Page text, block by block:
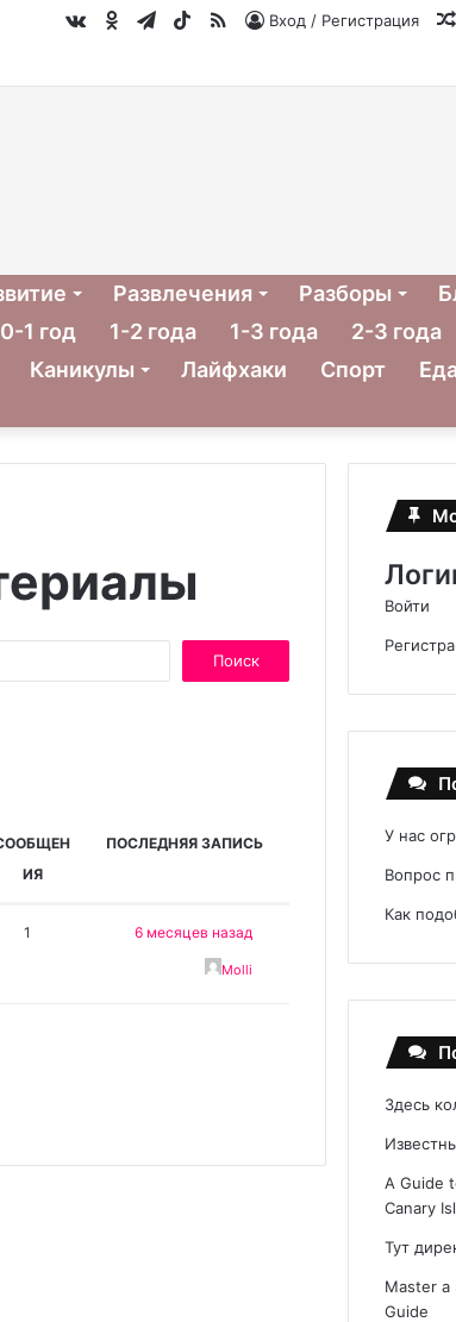
Вход / Регистрация
RSS
TikTok
Telegram
Одноклассники
vk.com
Развлечения Разборы
0-1 год 1-2 года 1-3 года 2-3 года
Каникулы Лайфхаки Спорт Еда
ИЯ
ПОСЛЕДНЯЯ ЗАПИСЬ
1 6 месяцев назад
Molli
Войти
У нас
Вопрос
Как
Здесь
A Guide
Canary
Тут
Master a
Guide